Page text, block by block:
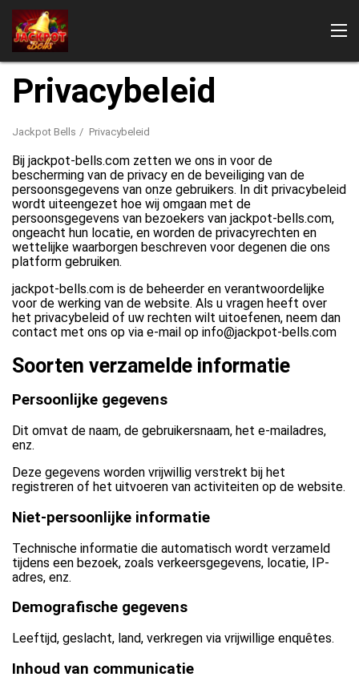
Waar Jackpot Bells spelen?
Privacybeleid
Jackpot Bells Privacybeleid
Bij jackpot-bells.com zetten we ons in voor de
bescherming van de privacy en de beveiliging van de
persoonsgegevens van onze gebruikers. In dit privacybeleid
wordt uiteengezet hoe wij omgaan met de
persoonsgegevens van bezoekers van jackpot-bells.com,
ongeacht hun locatie, en worden de privacyrechten en
wettelijke waarborgen beschreven voor degenen die ons
platform gebruiken.
jackpot-bells.com is de beheerder en verantwoordelijke
voor de werking van de website. Als u vragen heeft over
het privacybeleid of uw rechten wilt uitoefenen, neem dan
contact met ons op via e-mail op info@jackpot-bells.com
Soorten verzamelde informatie
Persoonlijke gegevens
Dit omvat de naam, de gebruikersnaam, het e-mailadres,
enz.
Deze gegevens worden vrijwillig verstrekt bij het
registreren of het uitvoeren van activiteiten op de website.
Niet-persoonlijke informatie
Technische informatie die automatisch wordt verzameld
tijdens een bezoek, zoals verkeersgegevens, locatie, IP-
adres, enz.
Demografische gegevens
Leeftijd, geslacht, land, verkregen via vrijwillige enquêtes.
Inhoud van communicatie